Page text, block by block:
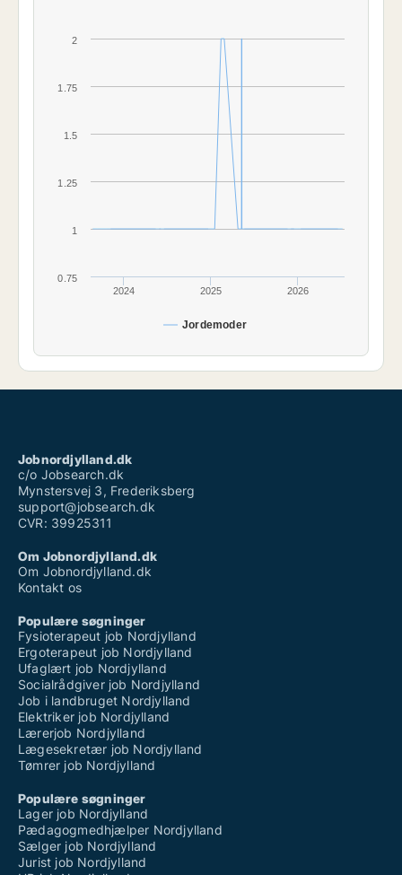
Jordemoder
2024 2025 2026
1
2
0.75
1.25
1.5
1.75
Jobnordjylland.dk
c/o Jobsearch.dk
Mynstersvej 3, Frederiksberg
support@jobsearch.dk
CVR: 39925311
Om Jobnordjylland.dk
Om Jobnordjylland.dk
Kontakt os
Populære søgninger
Fysioterapeut job Nordjylland
Ergoterapeut job Nordjylland
Ufaglært job Nordjylland
Socialrådgiver job Nordjylland
Job i landbruget Nordjylland
Elektriker job Nordjylland
Lærerjob Nordjylland
Lægesekretær job Nordjylland
Tømrer job Nordjylland
Populære søgninger
Lager job Nordjylland
Pædagogmedhjælper Nordjylland
Sælger job Nordjylland
Jurist job Nordjylland